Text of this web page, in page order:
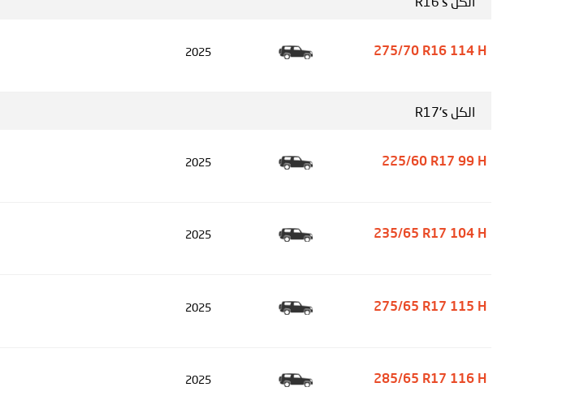
275/70 R16 114 H
2025
الكل R17's
225/60 R17 99 H
2025
235/65 R17 104 H
2025
275/65 R17 115 H
2025
285/65 R17 116 H
2025